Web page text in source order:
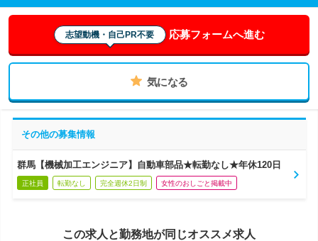
志望動機・自己PR不要 応募フォームへ進む
気になる
その他の募集情報
群馬【機械加工エンジニア】自動車部品★転勤なし★年休120日
正社員 転勤なし 完全週休2日制 女性のおしごと掲載中
この求人と勤務地が同じオススメ求人